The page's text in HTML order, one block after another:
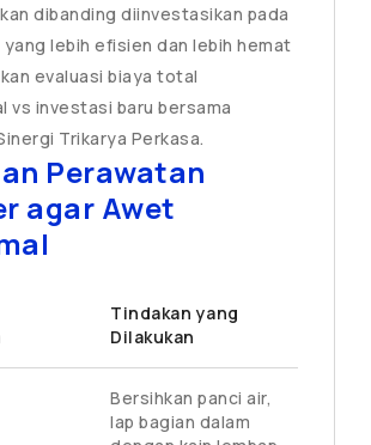
dibanding diinvestasikan pada
yang lebih efisien dan lebih hemat
evaluasi biaya total
vs investasi baru bersama
Trikarya Perkasa.
Perawatan
agar Awet
Tindakan yang
Dilakukan
Bersihkan panci air,
lap bagian dalam